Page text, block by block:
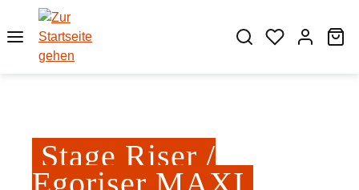
Zum Hauptinhalt springen
Stage Riser /